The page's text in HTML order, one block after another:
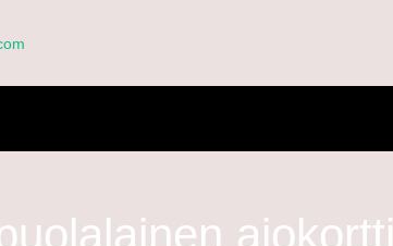
ajokortti